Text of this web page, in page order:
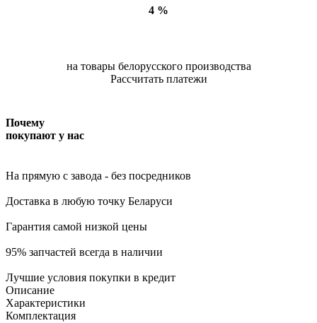
4 %
на товары белорусского производства
Рассчитать платежи
Почему
покупают у нас
На прямую c завода - без посредников
Доставка в любую точку Беларуси
Гарантия самой низкой цены
95% запчастей всегда в наличии
Лучшие условия покупки в кредит
Описание
Характеристики
Комплектация